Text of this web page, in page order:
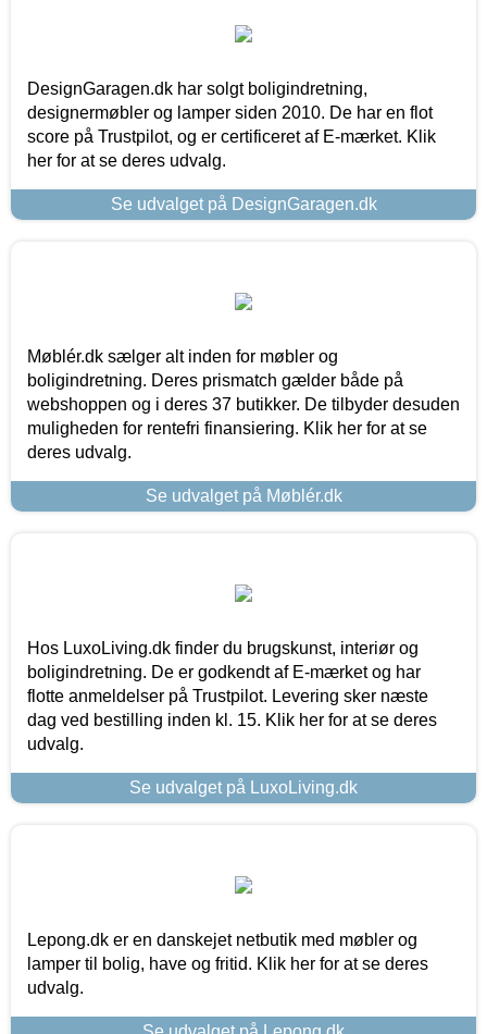
DesignGaragen.dk har solgt boligindretning,
designermøbler og lamper siden 2010. De har en flot
score på Trustpilot, og er certificeret af E-mærket. Klik
her for at se deres udvalg.
Se udvalget på DesignGaragen.dk
Møblér.dk sælger alt inden for møbler og
boligindretning. Deres prismatch gælder både på
webshoppen og i deres 37 butikker. De tilbyder desuden
muligheden for rentefri finansiering. Klik her for at se
deres udvalg.
Se udvalget på Møblér.dk
Hos LuxoLiving.dk finder du brugskunst, interiør og
boligindretning. De er godkendt af E-mærket og har
flotte anmeldelser på Trustpilot. Levering sker næste
dag ved bestilling inden kl. 15. Klik her for at se deres
udvalg.
Se udvalget på LuxoLiving.dk
Lepong.dk er en danskejet netbutik med møbler og
lamper til bolig, have og fritid. Klik her for at se deres
udvalg.